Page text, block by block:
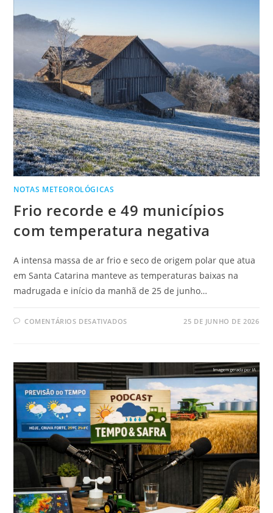
NOTAS METEOROLÓGICAS
Frio recorde e 49 municípios
com temperatura negativa
A intensa massa de ar frio e seco de origem polar que atua
em Santa Catarina manteve as temperaturas baixas na
madrugada e início da manhã de 25 de junho…
COMENTÁRIOS DESATIVADOS 25 DE JUNHO DE 2026